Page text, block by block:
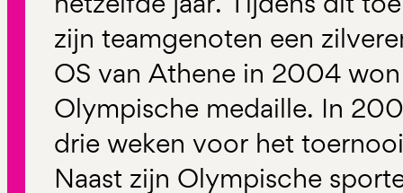
zijn teamgenoten een
OS van Athene in 2004
Olympische medaille. In
drie weken voor het
Naast zijn Olympische